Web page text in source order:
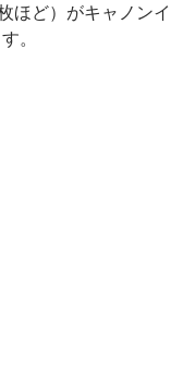
ほど）がキャノンイ
。